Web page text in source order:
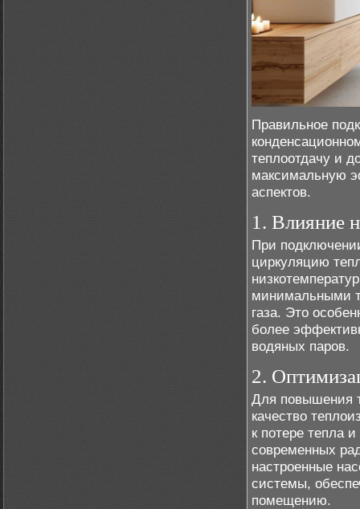
Правильное
теплоотдачу и
максимальную
аспектов.
1. Влияние
При
циркуляцию
минимальными
газа. Это
более
водяных паров.
2.
Для повышения
качество
к потере тепла
современных
настроенные
системы,
помещению.